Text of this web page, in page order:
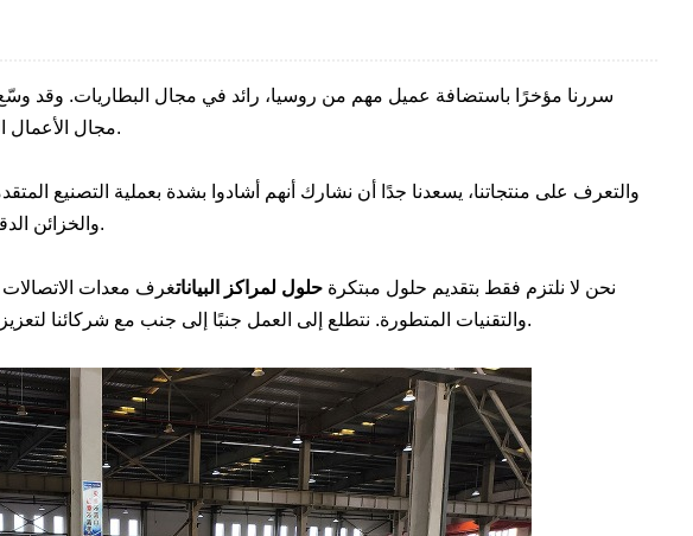
سررنا مؤخرًا باستضافة عميل مهم من روسيا، رائد في مجال البطاريات. وقد
مجال الأعمال التجارية والخزائن وتبحث عن شريك موثوق به على المدى الطويل.
والخزائن الدقيقة، وأعربوا عن اهتمامهم القوي بإقامة شراكة طويلة الأمد معنا.
في Coolnet، نحن لا نلتزم فقط بتقديم حلول مبتكرةحلول لمراكز البياناتغرف معدات الاتصالات
والتقنيات المتطورة. نتطلع إلى العمل جنبًا إلى جنب مع شركائنا لتعزيز التقنيات والخدمات عالية الكفاءة التي تحتاجها الشركات الحديثة.